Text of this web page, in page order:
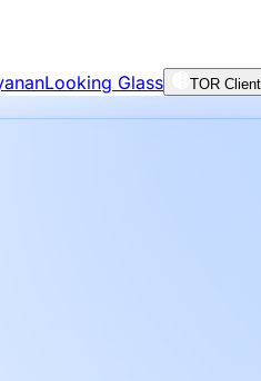
Looking Glass TOR